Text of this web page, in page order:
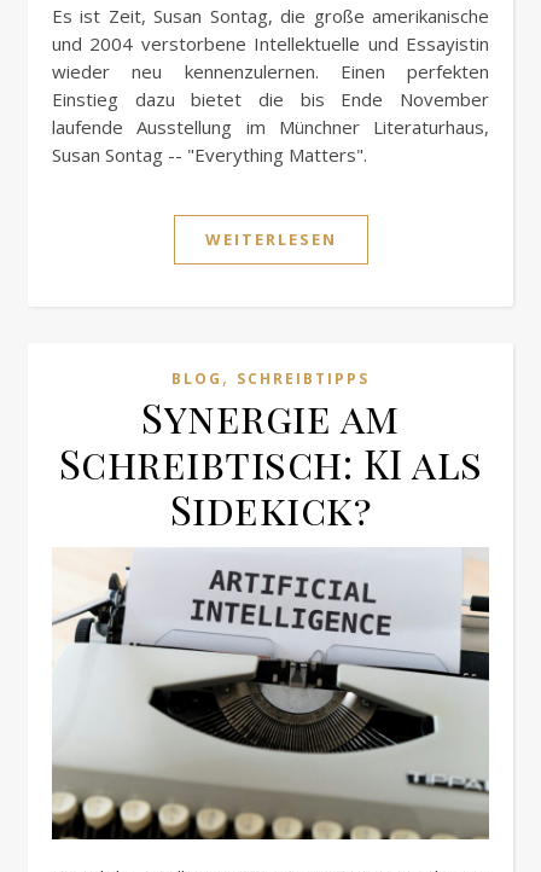
Es ist Zeit, Susan Sontag, die große amerikanische
und 2004 verstorbene Intellektuelle und Essayistin
wieder neu kennenzulernen. Einen perfekten
Einstieg dazu bietet die bis Ende November
laufende Ausstellung im Münchner Literaturhaus,
Susan Sontag -- "Everything Matters".
WEITERLESEN
BLOG , SCHREIBTIPPS
Synergie am
Schreibtisch: KI als
Sidekick?